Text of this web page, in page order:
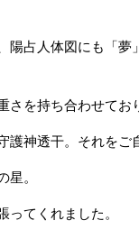
陽占人体図にも「
さを持ち合わせてお
護神透干。それをご
星。
ってくれました。